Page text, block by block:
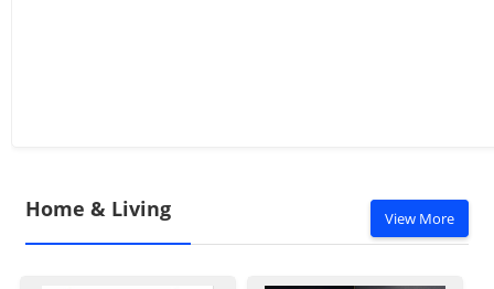
Home & Living View More